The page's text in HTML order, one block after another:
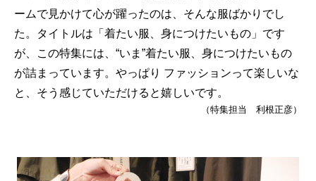
ームで見かけて心が躍ったのは、そんな服ばかりでし
た。タイトルは「着たい服、身につけたいもの」です
が、この特集には、“いま”着たい服、身につけたいもの
が詰まっています。やっぱり ファッションって楽しいな
と、そう感じていただけると嬉しいです。
（特集担当 利根正彦）